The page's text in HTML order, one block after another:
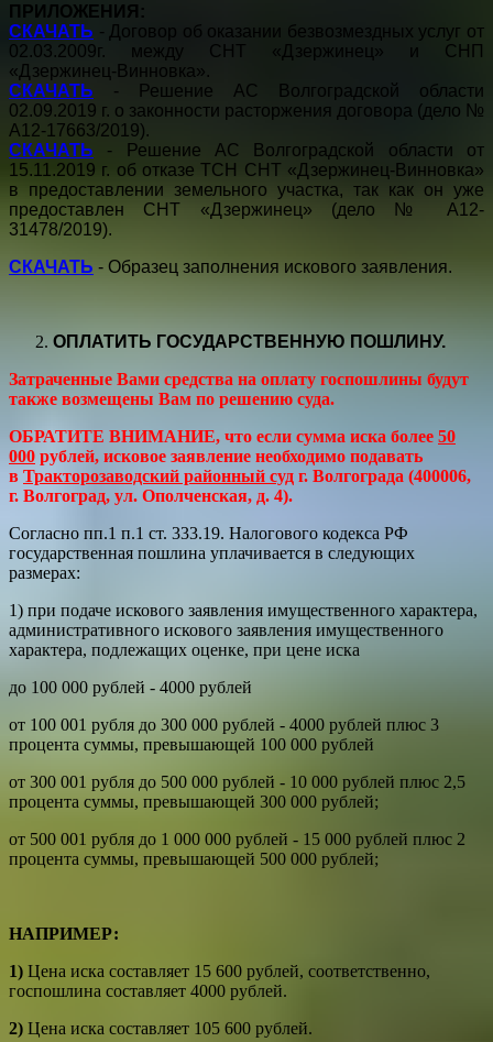
ПРИЛОЖЕНИЯ:
СКАЧАТЬ - Договор об оказании безвозмездных услуг от
02.03.2009г. между СНТ «Дзержинец» и СНП
«Дзержинец-Винновка».
СКАЧАТЬ - Решение АС Волгоградской области
02.09.2019 г. о законности расторжения договора (дело №
А12-17663/2019).
СКАЧАТЬ - Решение АС Волгоградской области от
15.11.2019 г. об отказе ТСН СНТ «Дзержинец-Винновка»
в предоставлении земельного участка, так как он уже
предоставлен СНТ «Дзержинец» (дело № А12-
31478/2019).
СКАЧАТЬ - Образец заполнения искового заявления.
ОПЛАТИТЬ ГОСУДАРСТВЕННУЮ ПОШЛИНУ.
Затраченные Вами средства на оплату госпошлины будут
также возмещены Вам по решению суда.
ОБРАТИТЕ ВНИМАНИЕ, что если сумма иска более 50
000 рублей, исковое заявление необходимо подавать
в Тракторозаводский районный суд г. Волгограда (400006,
г. Волгоград, ул. Ополченская, д. 4).
Согласно пп.1 п.1 ст. 333.19. Налогового кодекса РФ
государственная пошлина уплачивается в следующих
размерах:
1) при подаче искового заявления имущественного характера,
административного искового заявления имущественного
характера, подлежащих оценке, при цене иска
до 100 000 рублей - 4000 рублей
от 100 001 рубля до 300 000 рублей - 4000 рублей плюс 3
процента суммы, превышающей 100 000 рублей
от 300 001 рубля до 500 000 рублей - 10 000 рублей плюс 2,5
процента суммы, превышающей 300 000 рублей;
от 500 001 рубля до 1 000 000 рублей - 15 000 рублей плюс 2
процента суммы, превышающей 500 000 рублей;
НАПРИМЕР:
1) Цена иска составляет 15 600 рублей, соответственно,
госпошлина составляет 4000 рублей.
2) Цена иска составляет 105 600 рублей.